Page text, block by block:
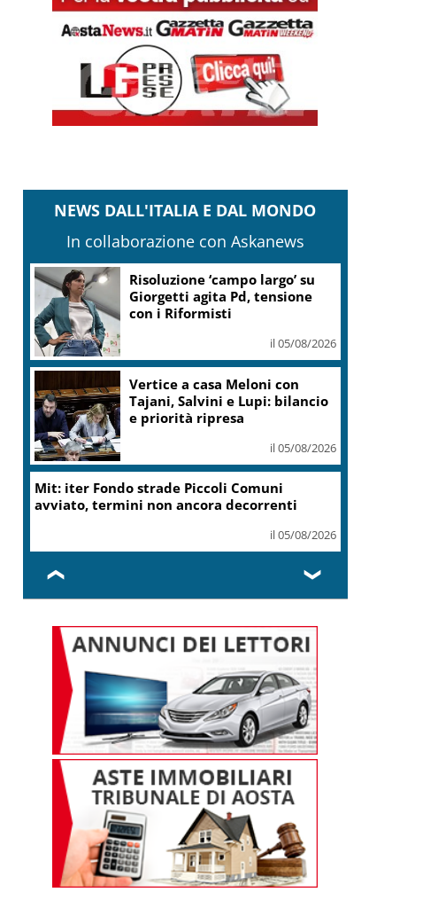
NEWS DALL'ITALIA E DAL MONDO
In collaborazione con Askanews
Risoluzione ‘campo largo’ su
Giorgetti agita Pd, tensione
con i Riformisti
il 05/08/2026
Vertice a casa Meloni con
Tajani, Salvini e Lupi: bilancio
e priorità ripresa
il 05/08/2026
Mit: iter Fondo strade Piccoli Comuni
avviato, termini non ancora decorrenti
il 05/08/2026
❮ ❯